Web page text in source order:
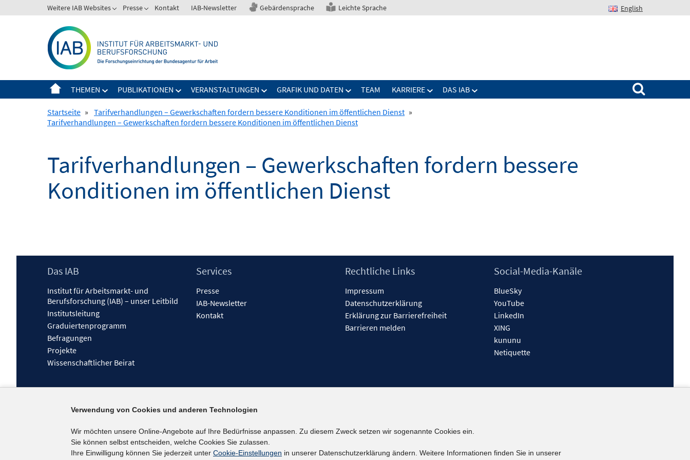
zum
Weitere IAB Websites Presse Kontakt IAB-Newsletter Gebärdensprache Leichte Sprache English
THEMEN PUBLIKATIONEN VERANSTALTUNGEN GRAFIK UND DATEN TEAM KARRIERE DAS IAB
Suchen nach:
Startseite » Tarifverhandlungen – Gewerkschaften fordern bessere Konditionen im öffentlichen Dienst »
Tarifverhandlungen – Gewerkschaften fordern bessere Konditionen im öffentlichen Dienst
Tarifverhandlungen – Gewerkschaften fordern bessere
Konditionen im öffentlichen Dienst
Footer
Das IAB
Institut für Arbeitsmarkt- und
Berufsforschung (IAB) – unser Leitbild
Institutsleitung
Graduiertenprogramm
Befragungen
Projekte
Wissenschaftlicher Beirat
Services
Presse
IAB-Newsletter
Kontakt
Rechtliche Links
Impressum
Datenschutzerklärung
Erklärung zur Barrierefreiheit
Barrieren melden
Social-Media-Kanäle
BlueSky
YouTube
LinkedIn
XING
kununu
Netiquette
Verwendung von Cookies und anderen Technologien
Wir möchten unsere Online-Angebote auf Ihre Bedürfnisse anpassen. Zu diesem Zweck setzen wir sogenannte Cookies ein.
Sie können selbst entscheiden, welche Cookies Sie zulassen.
Ihre Einwilligung können Sie jederzeit unter Cookie-Einstellungen in unserer Datenschutzerklärung ändern. Weitere Informationen finden Sie in unserer